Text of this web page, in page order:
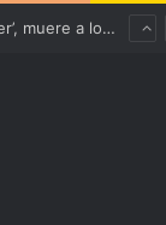
Ter Stegen operado “satisfactoriamente” de una rotura completa del tendón rotuliano